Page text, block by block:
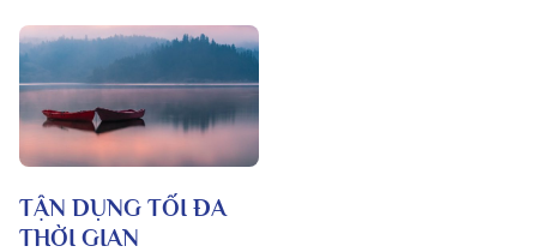
TẬN DỤNG TỐI ĐA
THỜI GIAN